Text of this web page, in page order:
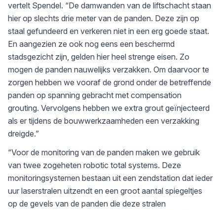
vertelt Spendel. “De damwanden van de liftschacht staan
hier op slechts drie meter van de panden. Deze zijn op
staal gefundeerd en verkeren niet in een erg goede staat.
En aangezien ze ook nog eens een beschermd
stadsgezicht zijn, gelden hier heel strenge eisen. Zo
mogen de panden nauwelijks verzakken. Om daarvoor te
zorgen hebben we vooraf de grond onder de betreffende
panden op spanning gebracht met compensation
grouting. Vervolgens hebben we extra grout geïnjecteerd
als er tijdens de bouwwerkzaamheden een verzakking
dreigde.”
“Voor de monitoring van de panden maken we gebruik
van twee zogeheten robotic total systems. Deze
monitoringsystemen bestaan uit een zendstation dat ieder
uur laserstralen uitzendt en een groot aantal spiegeltjes
op de gevels van de panden die deze stralen